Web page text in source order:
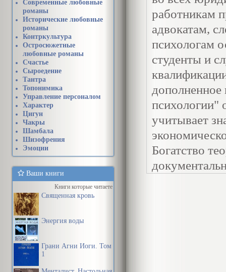
Современные любовные
романы
Исторические любовные
романы
Контркультура
Остросюжетные
любовные романы
Счастье
Сыроедение
Тантра
Топонимика
Управление персоналом
Характер
Цигун
Чакры
Шамбала
Шизофрения
Эмоции
Ваши книги
Книги которые читаете
Священная кровь
Энергия воды
Грани Агни Йоги. Том
1
работникам
адвокатам,
психологам
студенты и
психологии"
учитывает
Богатство